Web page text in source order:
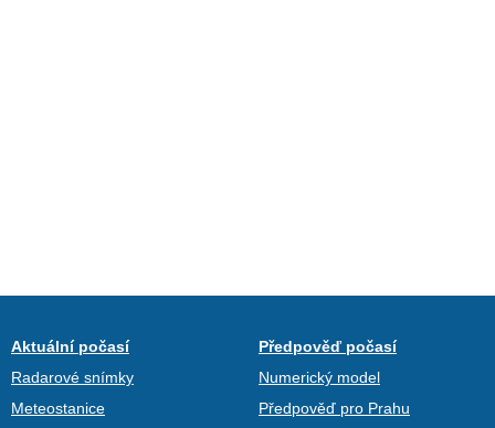
Aktuální počasí
Radarové snímky
Meteostanice
Předpověď počasí
Numerický model
Předpověď pro Prahu